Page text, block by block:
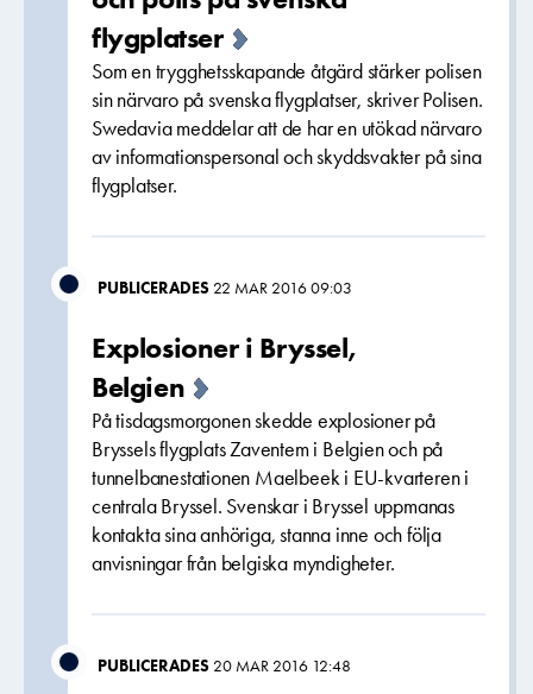
flygplatser
Som en trygghetsskapande åtgärd stärker polisen
sin närvaro på svenska flygplatser, skriver Polisen.
Swedavia meddelar att de har en utökad närvaro
av informationspersonal och skyddsvakter på sina
flygplatser.
PUBLICERADES 22 MAR 2016 09:03
Explosioner i Bryssel,
Belgien
På tisdagsmorgonen skedde explosioner på
Bryssels flygplats Zaventem i Belgien och på
tunnelbanestationen Maelbeek i EU-kvarteren i
centrala Bryssel. Svenskar i Bryssel uppmanas
kontakta sina anhöriga, stanna inne och följa
anvisningar från belgiska myndigheter.
PUBLICERADES 20 MAR 2016 12:48